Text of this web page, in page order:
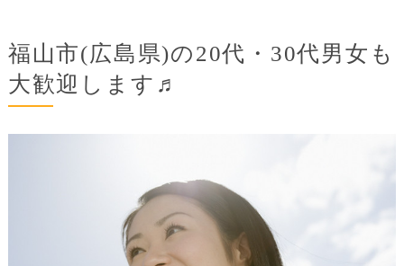
福山市(広島県)の20代・30代男女も
大歓迎します♬